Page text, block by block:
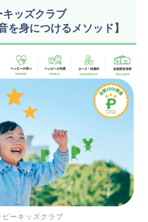
キッズクラブ
を身につけるメソッド】
ピーキッズクラブ